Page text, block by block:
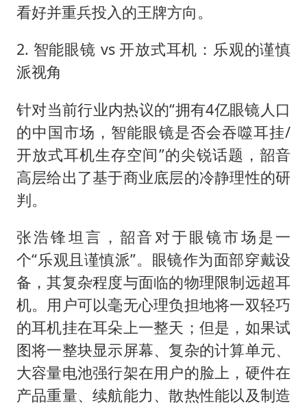
看好并重兵投入的王牌方向。
2. 智能眼镜 vs 开放式耳机：乐观的谨慎
派视角
针对当前行业内热议的“拥有4亿眼镜人口
的中国市场，智能眼镜是否会吞噬耳挂/
开放式耳机生存空间”的尖锐话题，韶音
高层给出了基于商业底层的冷静理性的研
判。
张浩锋坦言，韶音对于眼镜市场是一
个“乐观且谨慎派”。眼镜作为面部穿戴设
备，其复杂程度与面临的物理限制远超耳
机。用户可以毫无心理负担地将一双轻巧
的耳机挂在耳朵上一整天；但是，如果试
图将一整块显示屏幕、复杂的计算单元、
大容量电池强行架在用户的脸上，硬件在
产品重量、续航能力、散热性能以及制造